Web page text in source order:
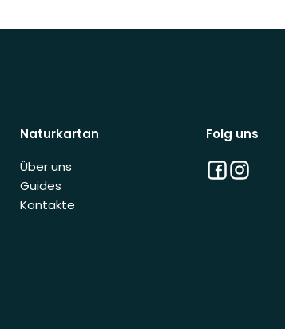
Naturkartan
Über uns
Guides
Kontakte
Folg uns
Facebook
Instagram